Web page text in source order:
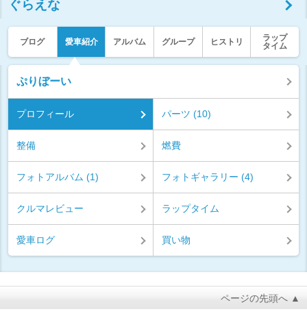
ぐらえな
ブログ 愛車紹介 アルバム グループ ヒストリ
ラップ
タイム
ぷりぼーい
プロフィール パーツ (10)
整備 燃費
フォトアルバム (1) フォトギャラリー (4)
クルマレビュー ラップタイム
愛車ログ 買い物
ページの先頭へ ▲